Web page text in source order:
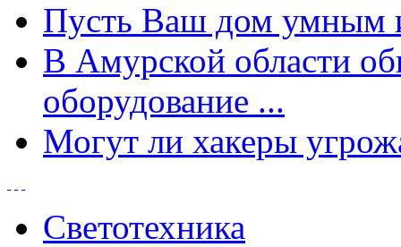
Пусть Ваш дом умным
В Амурской области
оборудование ...
Могут ли хакеры
Светотехника